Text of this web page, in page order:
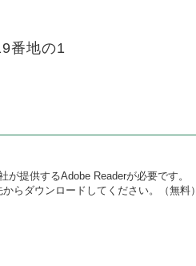
番地の1
提供するAdobe Readerが必要です。
らダウンロードしてください。（無料）